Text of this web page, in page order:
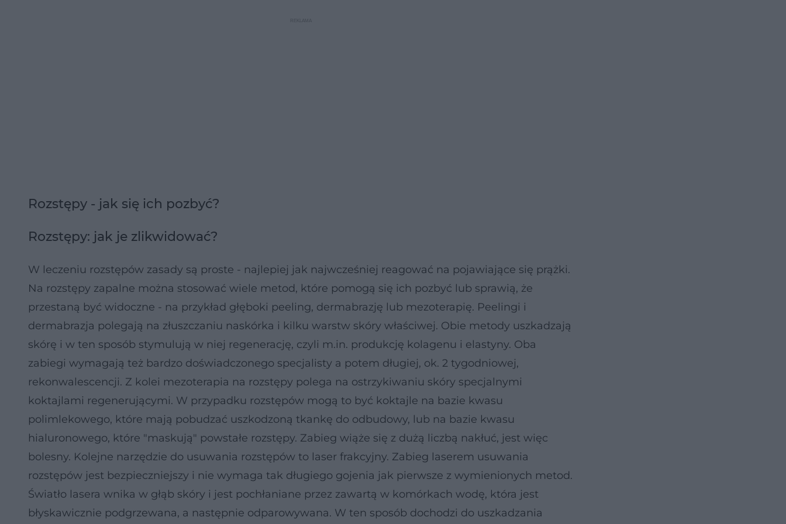
Rozstępy - jak się ich pozbyć?
Rozstępy: jak je zlikwidować?
W leczeniu rozstępów zasady są proste - najlepiej jak najwcześniej reagować na pojawiające się prążki.
Na rozstępy zapalne można stosować wiele metod, które pomogą się ich pozbyć lub sprawią, że
przestaną być widoczne - na przykład głęboki peeling, dermabrazję lub mezoterapię. Peelingi i
dermabrazja polegają na złuszczaniu naskórka i kilku warstw skóry właściwej. Obie metody uszkadzają
skórę i w ten sposób stymulują w niej regenerację, czyli m.in. produkcję kolagenu i elastyny. Oba
zabiegi wymagają też bardzo doświadczonego specjalisty a potem długiej, ok. 2 tygodniowej,
rekonwalescencji. Z kolei mezoterapia na rozstępy polega na ostrzykiwaniu skóry specjalnymi
koktajlami regenerującymi. W przypadku rozstępów mogą to być koktajle na bazie kwasu
polimlekowego, które mają pobudzać uszkodzoną tkankę do odbudowy, lub na bazie kwasu
hialuronowego, które "maskują" powstałe rozstępy. Zabieg wiąże się z dużą liczbą nakłuć, jest więc
bolesny. Kolejne narzędzie do usuwania rozstępów to laser frakcyjny. Zabieg laserem usuwania
rozstępów jest bezpieczniejszy i nie wymaga tak długiego gojenia jak pierwsze z wymienionych metod.
Światło lasera wnika w głąb skóry i jest pochłaniane przez zawartą w komórkach wodę, która jest
błyskawicznie podgrzewana, a następnie odparowywana. W ten sposób dochodzi do uszkadzania